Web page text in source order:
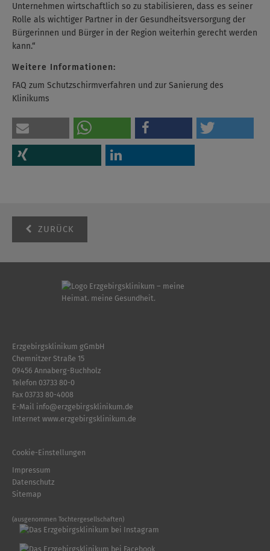
Unternehmen wirtschaftlich so zu stabilisieren, dass es seiner
Rolle als wichtiger Partner in der Gesundheitsversorgung der
Bürgerinnen und Bürger in der Region weiterhin gerecht werden
kann.“
Weitere Informationen:
FAQ zum Schutzschirmverfahren und zur Sanierung des
Klinikums
ZURÜCK
Erzgebirgsklinikum gGmbH
Chemnitzer Straße 15
09456 Annaberg-Buchholz
Telefon 03733 80-0
Fax 03733 80-4008
E-Mail info@erzgebirgsklinikum.de
Internet www.erzgebirgsklinikum.de
Cookie-Einstellungen
Impressum
Datenschutz
Sitemap
(ausgenommen Tochtergesellschaften)